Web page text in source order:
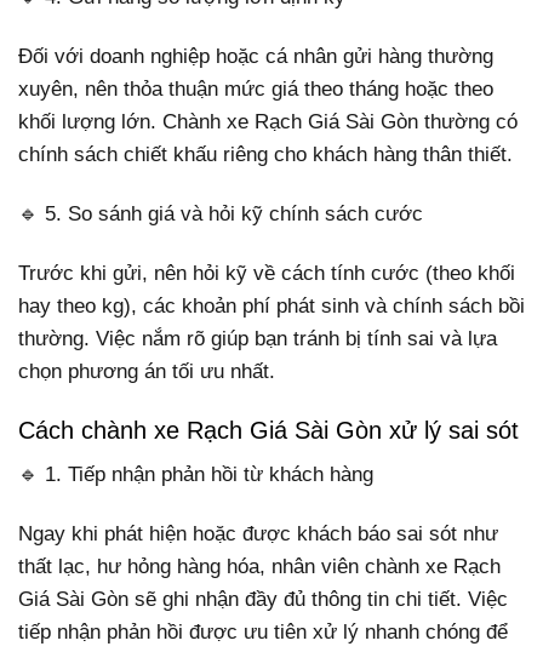
Đối với doanh nghiệp hoặc cá nhân gửi hàng thường
xuyên, nên thỏa thuận mức giá theo tháng hoặc theo
khối lượng lớn. Chành xe Rạch Giá Sài Gòn thường có
chính sách chiết khấu riêng cho khách hàng thân thiết.
🔹 5. So sánh giá và hỏi kỹ chính sách cước
Trước khi gửi, nên hỏi kỹ về cách tính cước (theo khối
hay theo kg), các khoản phí phát sinh và chính sách bồi
thường. Việc nắm rõ giúp bạn tránh bị tính sai và lựa
chọn phương án tối ưu nhất.
Cách chành xe Rạch Giá Sài Gòn xử lý sai sót
🔹 1. Tiếp nhận phản hồi từ khách hàng
Ngay khi phát hiện hoặc được khách báo sai sót như
thất lạc, hư hỏng hàng hóa, nhân viên chành xe Rạch
Giá Sài Gòn sẽ ghi nhận đầy đủ thông tin chi tiết. Việc
tiếp nhận phản hồi được ưu tiên xử lý nhanh chóng để